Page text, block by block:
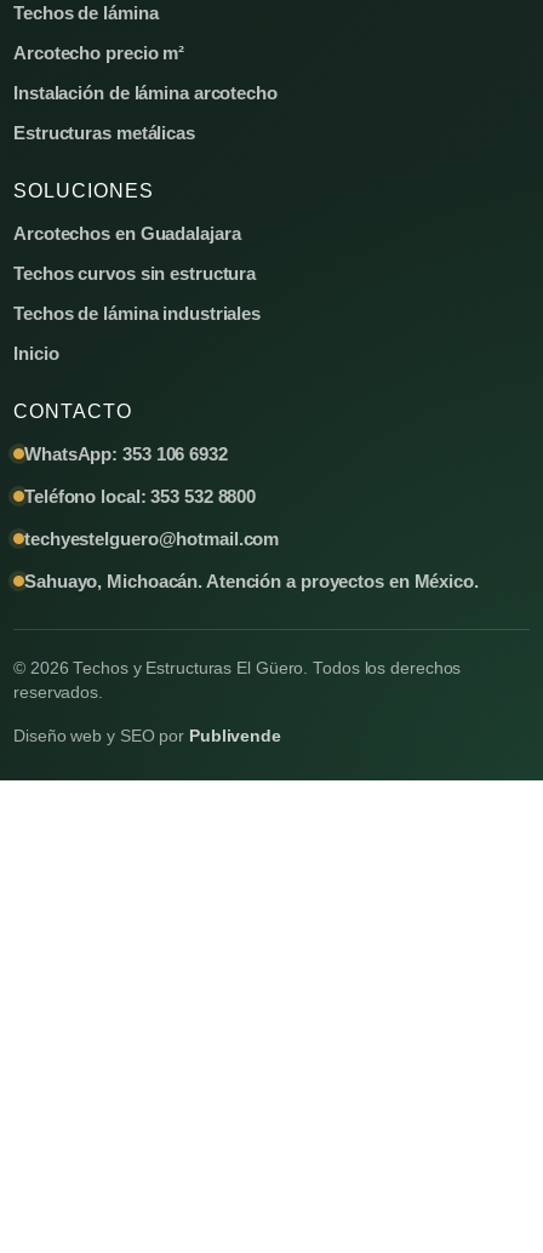
Techos de lámina
Arcotecho precio m²
Instalación de lámina arcotecho
Estructuras metálicas
SOLUCIONES
Arcotechos en Guadalajara
Techos curvos sin estructura
Techos de lámina industriales
Inicio
CONTACTO
WhatsApp: 353 106 6932
Teléfono local: 353 532 8800
techyestelguero@hotmail.com
Sahuayo, Michoacán. Atención a proyectos en México.
© 2026 Techos y Estructuras El Güero. Todos los derechos
reservados.
Diseño web y SEO por Publivende